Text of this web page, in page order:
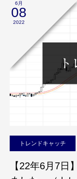
6月
08
2022
トレンドキャッチ
【22年6月7日